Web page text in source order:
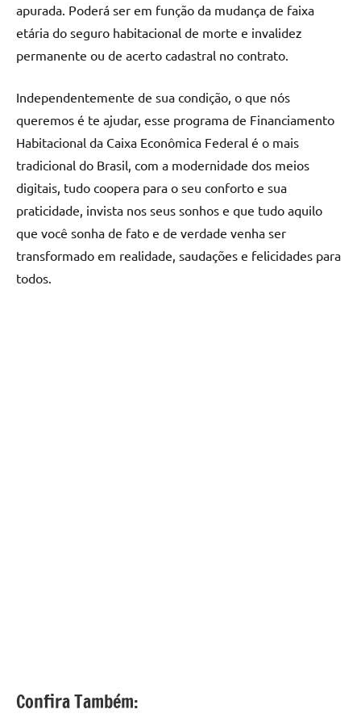
apurada. Poderá ser em função da mudança de faixa
etária do seguro habitacional de morte e invalidez
permanente ou de acerto cadastral no contrato.
Independentemente de sua condição, o que nós
queremos é te ajudar, esse programa de Financiamento
Habitacional da Caixa Econômica Federal é o mais
tradicional do Brasil, com a modernidade dos meios
digitais, tudo coopera para o seu conforto e sua
praticidade, invista nos seus sonhos e que tudo aquilo
que você sonha de fato e de verdade venha ser
transformado em realidade, saudações e felicidades para
todos.
Confira Também: